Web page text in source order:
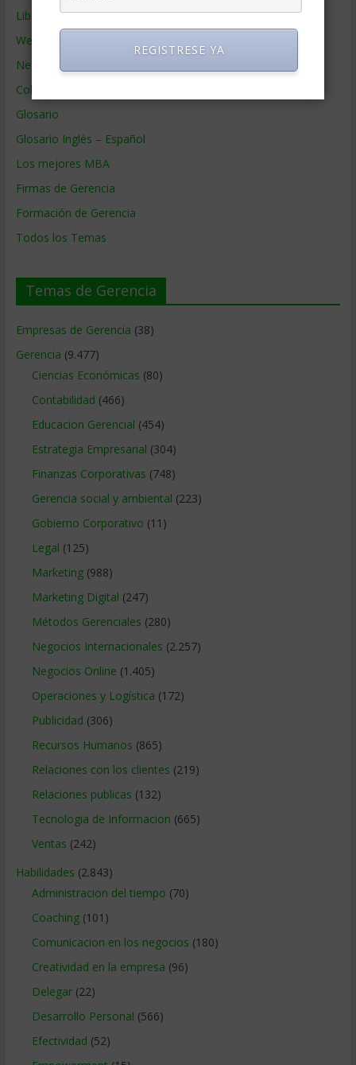
Libros de Gerencia
Webs de Gerencia
Negocios por País
Colaboradores de Gerencia
Glosario
Glosario Inglés – Español
Los mejores MBA
Firmas de Gerencia
Formación de Gerencia
Todos los Temas
Temas de Gerencia
Empresas de Gerencia (38)
Gerencia (9.477)
Ciencias Económicas (80)
Contabilidad (466)
Educacion Gerencial (454)
Estrategia Empresarial (304)
Finanzas Corporativas (748)
Gerencia social y ambiental (223)
Gobierno Corporativo (11)
Legal (125)
Marketing(988)
Marketing Digital (247)
Métodos Gerenciales (280)
Negocios Internacionales (2.257)
Negocios Online (1.405)
Operaciones y Logística (172)
Publicidad (306)
Recursos Humanos (865)
Relaciones con los clientes (219)
Relaciones publicas (132)
Tecnologia de Informacion (665)
Ventas (242)
Habilidades (2.843)
Administracion del tiempo (70)
Coaching(101)
Comunicacion en los negocios (180)
Creatividad en la empresa (96)
Delegar(22)
Desarrollo Personal (566)
Efectividad (52)
REGISTRESE YA